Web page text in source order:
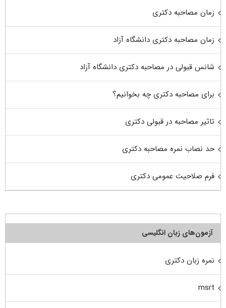
زمان مصاحبه دکتری
زمان مصاحبه دکتری دانشگاه آزاد
شانس قبولی در مصاحبه دکتری دانشگاه آزاد
برای مصاحبه دکتری چه بخوانیم؟
تاثیر مصاحبه در قبولی دکتری
حد نصاب نمره مصاحبه دکتری
فرم صلاحیت عمومی دکتری
آزمون‌های زبان انگلیسی
نمره زبان دکتری
msrt